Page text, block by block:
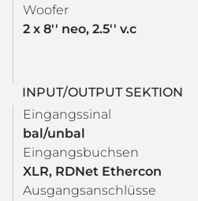
Woofer
2 x 8'' neo, 2.5'' v.c
INPUT/OUTPUT SEKTION
Eingangssinal
bal/unbal
Eingangsbuchsen
XLR, RDNet Ethercon
Ausgangsanschlüsse